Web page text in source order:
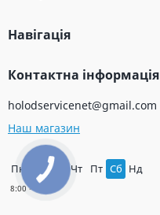
Навігація
Контактна інформація
holodservicenet@gmail.com
Наш магазин
Пн Ср Чт Пт Сб Нд